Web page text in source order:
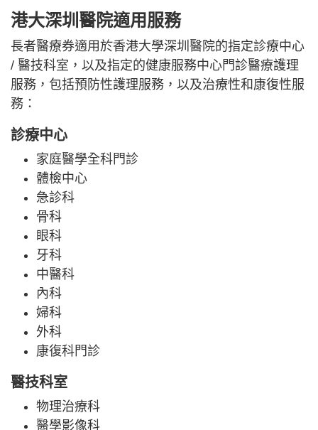
港大深圳醫院適用服務
長者醫療券適用於香港大學深圳醫院的指定診療中心
/ 醫技科室，以及指定的健康服務中心門診醫療護理
服務，包括預防性護理服務，以及治療性和康復性服
務：
診療中心
家庭醫學全科門診
體檢中心
急診科
骨科
眼科
牙科
中醫科
內科
婦科
外科
康復科門診
醫技科室
物理治療科
醫學影像科